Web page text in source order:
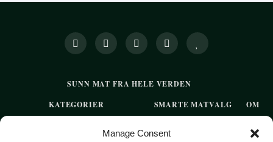
Manage Consent
SUNN MAT FRA HELE VERDEN
KATEGORIER
POPULÆRE OPPSKRIFTER
SMARTE MATVALG OM